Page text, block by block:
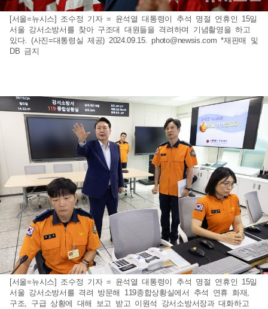
[서울=뉴시스] 조수정 기자 = 윤석열 대통령이 추석 명절 연휴인 15일
서울 강서소방서를 찾아 구조대 대원들을 격려하며 기념촬영을 하고
있다. (사진=대통령실 제공) 2024.09.15.photo@newsis.com *재판매 및
DB 금지
[서울=뉴시스] 조수정 기자 = 윤석열 대통령이 추석 명절 연휴인 15일
서울 강서소방서를 격려 방문해 119종합상황실에서 추석 연휴 화재,
구조, 구급 상황에 대해 보고 받고 이원석 강서소방서장과 대화하고